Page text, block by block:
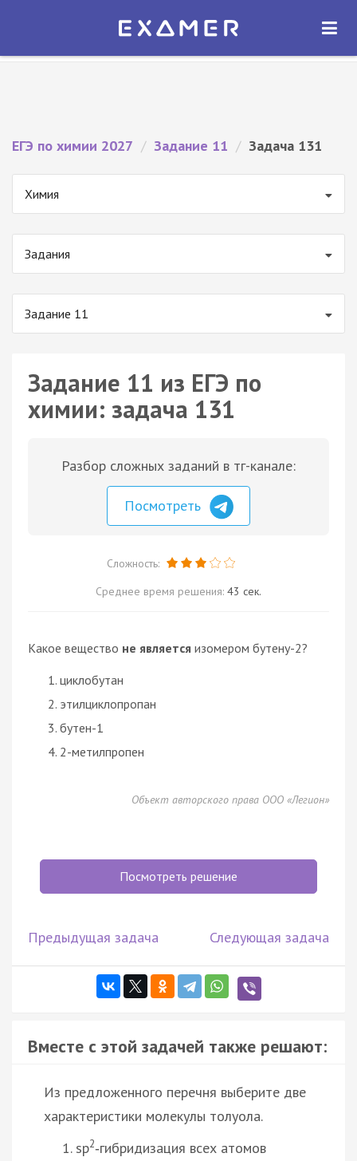
Экзамер — ЕГЭ 2027
ОТКРЫТЬ
ЕГЭ по химии 2027 / Задание 11 / Задача 131
Химия
Задания
Задание 11
Задание 11 из ЕГЭ по
химии: задача 131
Разбор сложных заданий в тг-канале:
Посмотреть
Сложность:
Среднее время решения: 43 сек.
Какое вещество не является изомером бутену-2?
циклобутан
этилциклопропан
бутен-1
2-метилпропен
Объект авторского права ООО «Легион»
Посмотреть решение
Предыдущая задача Следующая задача
Вместе с этой задачей также решают:
Из предложенного перечня выберите две
характеристики молекулы толуола.
sp2‑гибридизация всех атомов